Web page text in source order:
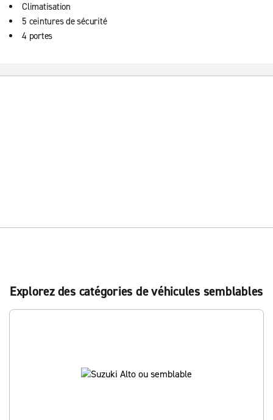
Climatisation
5 ceintures de sécurité
4 portes
Explorez des catégories de véhicules semblables